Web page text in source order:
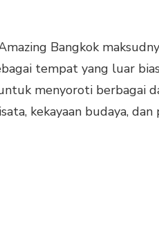
Bangkok
tempat yang luar
menyoroti berbagai
kekayaan budaya,